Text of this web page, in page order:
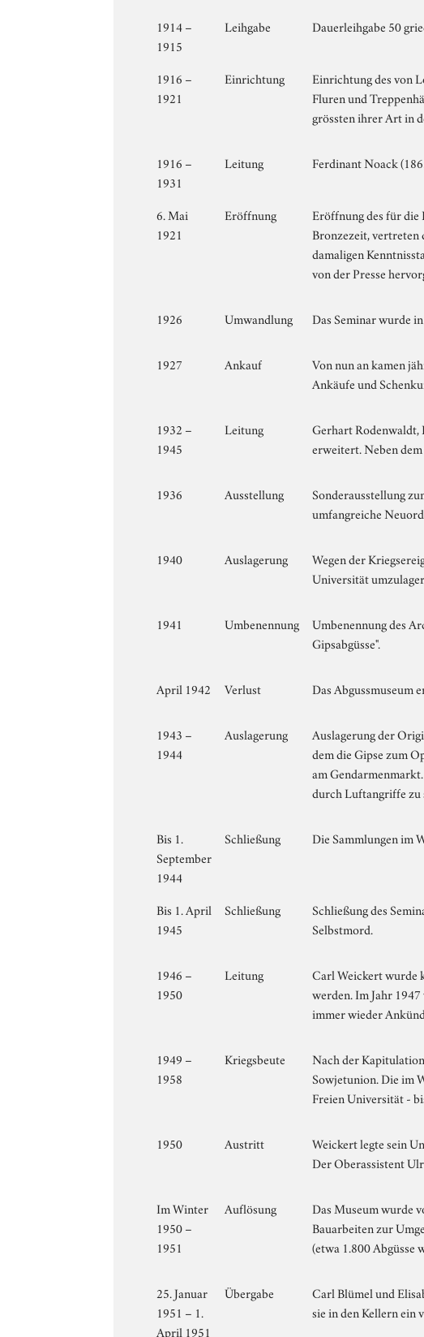
1914 –
1915
Leihgabe Dauerleihgabe 50
1916 –
1921
Einrichtung
Einrichtung des von
Fluren und
grössten ihrer Art in
1916 –
1931
Leitung Ferdinant Noack
6. Mai
1921
Eröffnung
Eröffnung des für die
Bronzezeit, vertreten
damaligen
von der Presse
1926 Umwandlung Das Seminar wurde
1927 Ankauf
Von nun an kamen
Ankäufe und
1932 –
1945
Leitung
Gerhart Rodenwaldt,
erweitert. Neben
1936 Ausstellung
Sonderausstellung
umfangreiche
1940 Auslagerung
Wegen der
Universität
1941 Umbenennung
Umbenennung des
Gipsabgüsse".
April 1942 Verlust Das Abgussmuseum
1943 –
1944
Auslagerung
Auslagerung der
dem die Gipse zum
am
durch Luftangriffe zu
Bis 1.
September
1944
Schließung Die Sammlungen im
Bis 1. April
1945
Schließung
Schließung des
Selbstmord.
1946 –
1950
Leitung
Carl Weickert wurde
werden. Im Jahr
immer wieder
1949 –
1958
Kriegsbeute
Nach der
Sowjetunion. Die im
Freien Universität -
1950 Austritt
Weickert legte sein
Der Oberassistent
Im Winter
1950 –
1951
Auflösung
Das Museum wurde
Bauarbeiten zur
(etwa 1.800 Abgüsse
25. Januar
1951 – 1.
April 1951
Übergabe
Carl Blümel und
sie in den Kellern ein